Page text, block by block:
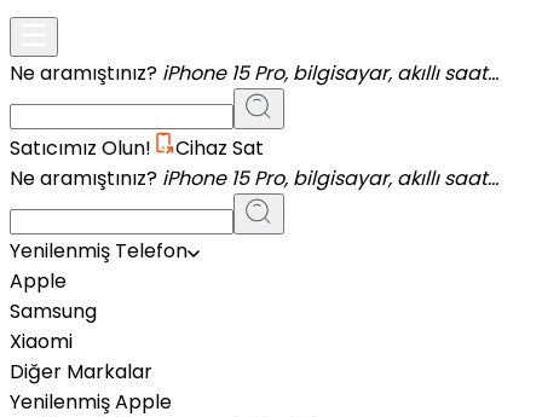
Ne aramıştınız? iPhone 15 Pro, bilgisayar, akıllı saat...
Satıcımız Olun!
Cihaz Sat
Ne aramıştınız? iPhone 15 Pro, bilgisayar, akıllı saat...
Yenilenmiş Telefon
Apple
Samsung
Xiaomi
Diğer Markalar
Yenilenmiş Apple